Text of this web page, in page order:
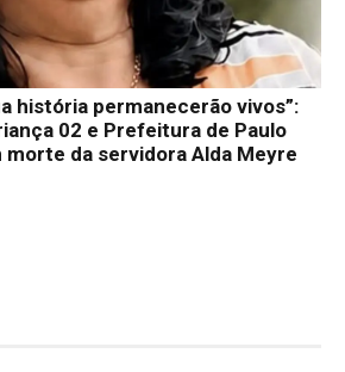
história permanecerão vivos”:
02 e Prefeitura de Paulo
da servidora Alda Meyre